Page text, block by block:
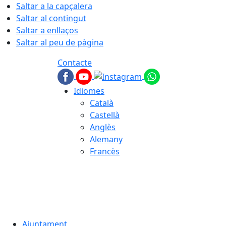
Saltar a la capçalera
Saltar al contingut
Saltar a enllaços
Saltar al peu de pàgina
Contacte
Idiomes
Català
Castellà
Anglès
Alemany
Francès